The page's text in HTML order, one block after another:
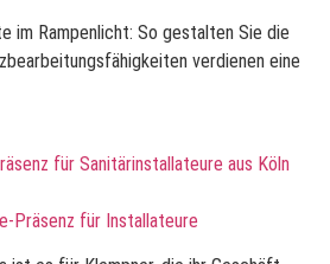
im Rampenlicht: So gestalten Sie die
verdienen eine
Präsenz für Installateure